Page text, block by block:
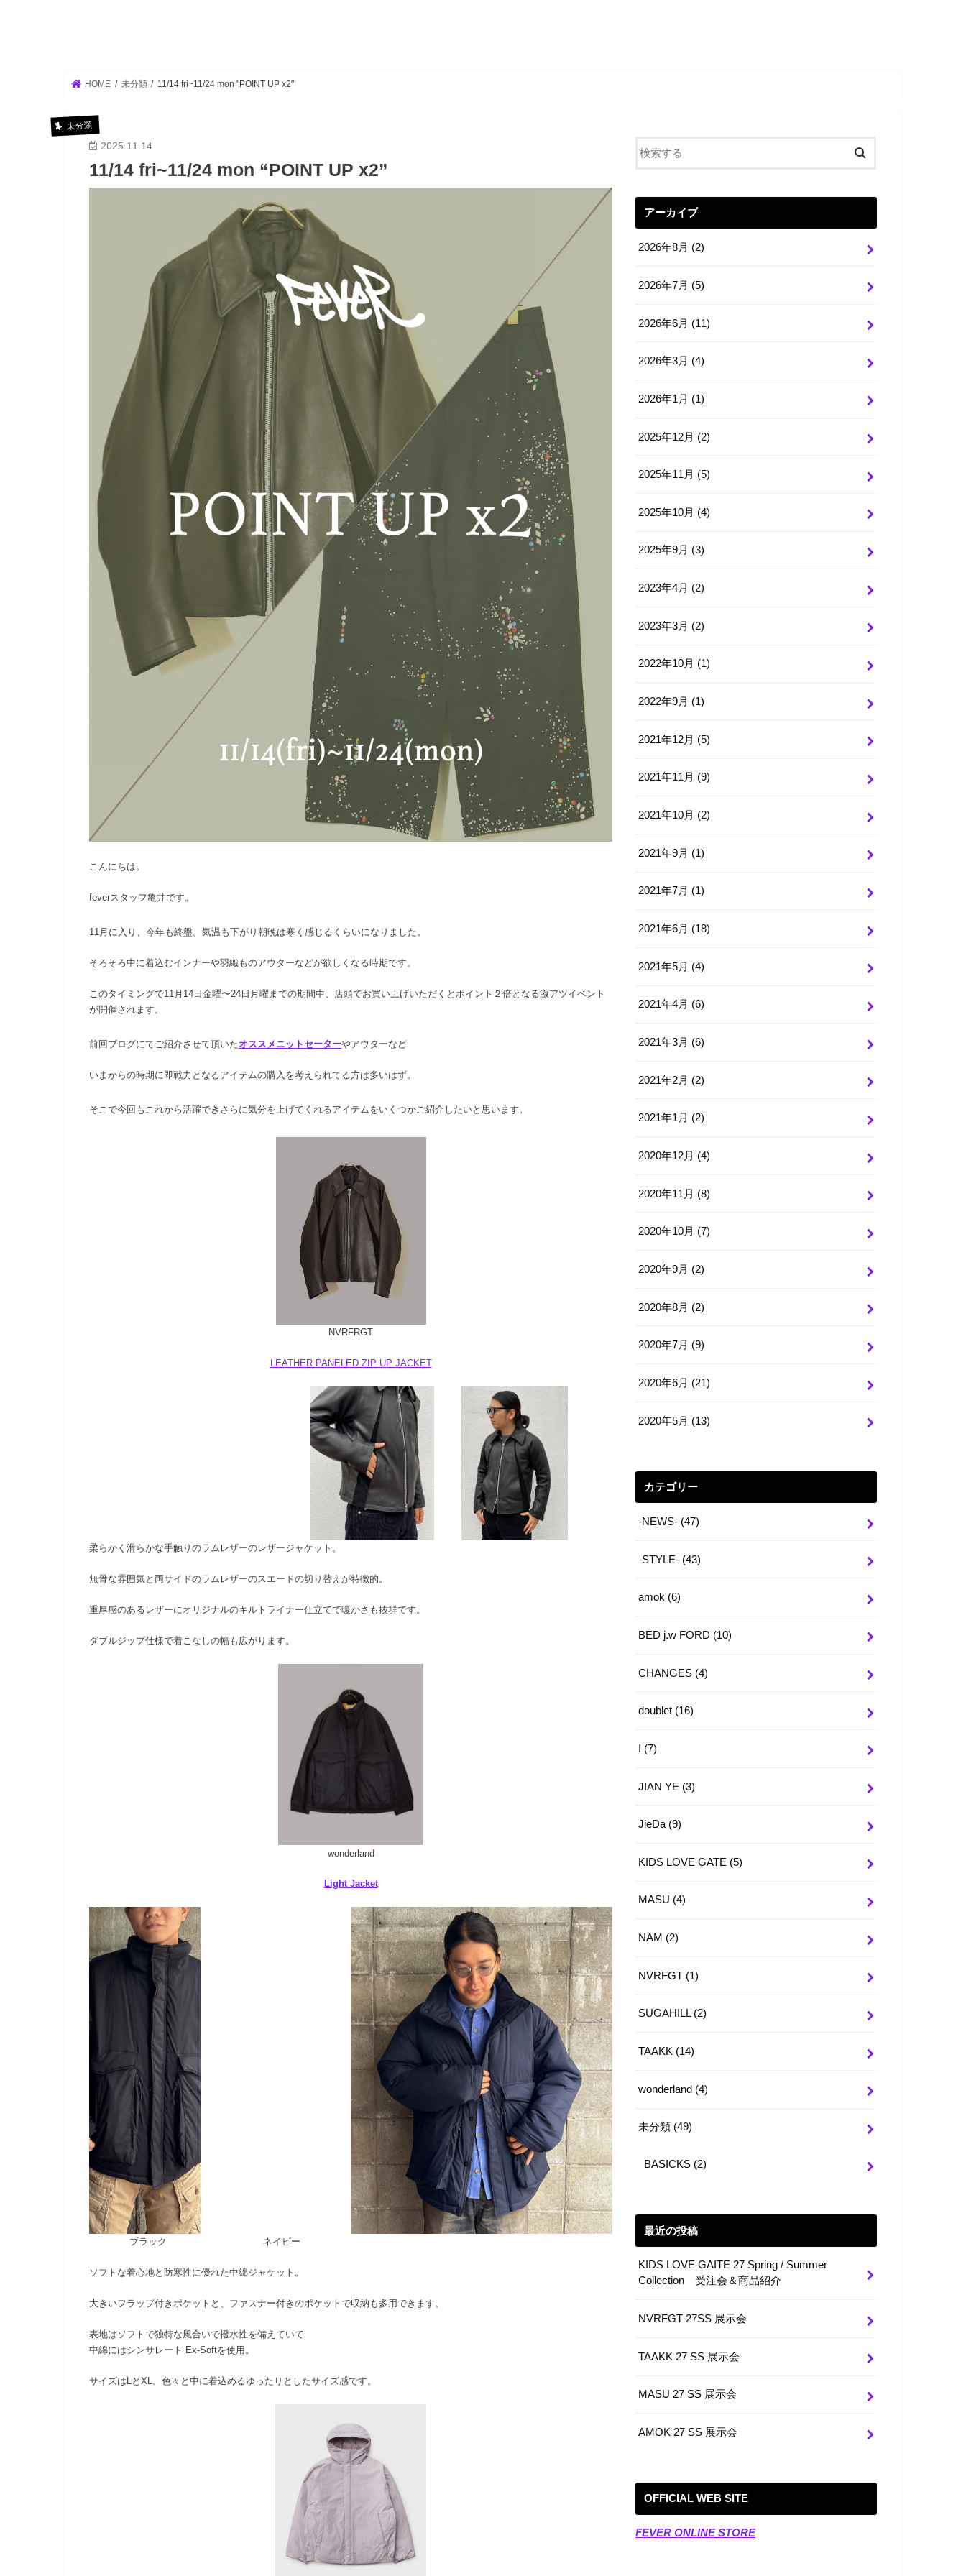
HOME 未分類 11/14 fri~11/24 mon "POINT UP x2"
未分類
2025.11.14
11/14 fri~11/24 mon “POINT UP x2”
こんにちは。
feverスタッフ亀井です。
11月に入り、今年も終盤。気温も下がり朝晩は寒く感じるくらいになりました。
そろそろ中に着込むインナーや羽織ものアウターなどが欲しくなる時期です。
このタイミングで11月14日金曜〜24日月曜までの期間中、店頭でお買い上げいただくとポイント２倍となる激アツイベント
が開催されます。
前回ブログにてご紹介させて頂いたオススメニットセーターやアウターなど
いまからの時期に即戦力となるアイテムの購入を考えられてる方は多いはず。
そこで今回もこれから活躍できさらに気分を上げてくれるアイテムをいくつかご紹介したいと思います。
NVRFRGT
LEATHER PANELED ZIP UP JACKET
柔らかく滑らかな手触りのラムレザーのレザージャケット。
無骨な雰囲気と両サイドのラムレザーのスエードの切り替えが特徴的。
重厚感のあるレザーにオリジナルのキルトライナー仕立てで暖かさも抜群です。
ダブルジップ仕様で着こなしの幅も広がります。
wonderland
Light Jacket
ブラック ネイビー
ソフトな着心地と防寒性に優れた中綿ジャケット。
大きいフラップ付きポケットと、ファスナー付きのポケットで収納も多用できます。
表地はソフトで独特な風合いで撥水性を備えていて
中綿にはシンサレート Ex-Softを使用。
サイズはLとXL。色々と中に着込めるゆったりとしたサイズ感です。
アーカイブ
2026年8月 (2)
2026年7月 (5)
2026年6月 (11)
2026年3月 (4)
2026年1月 (1)
2025年12月 (2)
2025年11月 (5)
2025年10月 (4)
2025年9月 (3)
2023年4月 (2)
2023年3月 (2)
2022年10月 (1)
2022年9月 (1)
2021年12月 (5)
2021年11月 (9)
2021年10月 (2)
2021年9月 (1)
2021年7月 (1)
2021年6月 (18)
2021年5月 (4)
2021年4月 (6)
2021年3月 (6)
2021年2月 (2)
2021年1月 (2)
2020年12月 (4)
2020年11月 (8)
2020年10月 (7)
2020年9月 (2)
2020年8月 (2)
2020年7月 (9)
2020年6月 (21)
2020年5月 (13)
カテゴリー
-NEWS- (47)
-STYLE- (43)
amok (6)
BED j.w FORD (10)
CHANGES (4)
doublet (16)
(7)
JIAN YE (3)
JieDa (9)
KIDS LOVE GATE (5)
MASU (4)
NAM (2)
NVRFGT (1)
SUGAHILL (2)
TAAKK (14)
wonderland (4)
未分類 (49)
BASICKS (2)
最近の投稿
KIDS LOVE GAITE 27 Spring / Summer
Collection 受注会＆商品紹介
NVRFGT 27SS 展示会
TAAKK 27 SS 展示会
MASU 27 SS 展示会
AMOK 27 SS 展示会
OFFICIAL WEB SITE
FEVER ONLINE STORE